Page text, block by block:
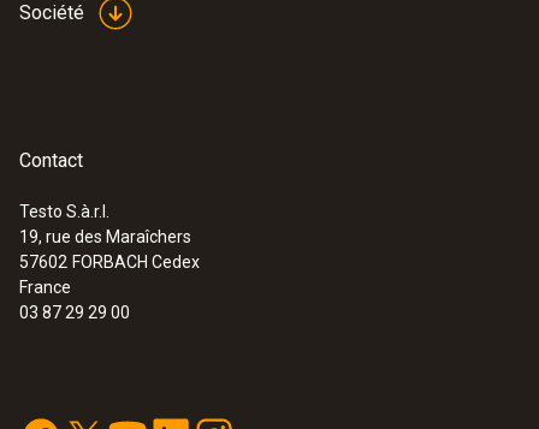
Société
Contact
Testo S.à.r.l.
19, rue des Maraîchers
57602 FORBACH Cedex
France
03 87 29 29 00